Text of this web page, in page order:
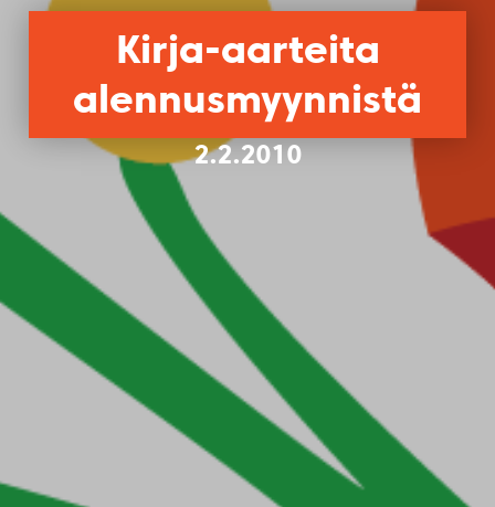
Kirja-aarteita
alennusmyynnistä
2.2.2010